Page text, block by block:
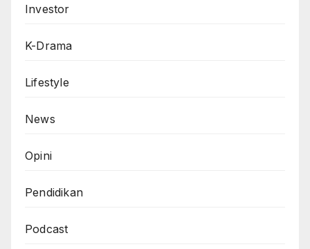
Investor
K-Drama
Lifestyle
News
Opini
Pendidikan
Podcast